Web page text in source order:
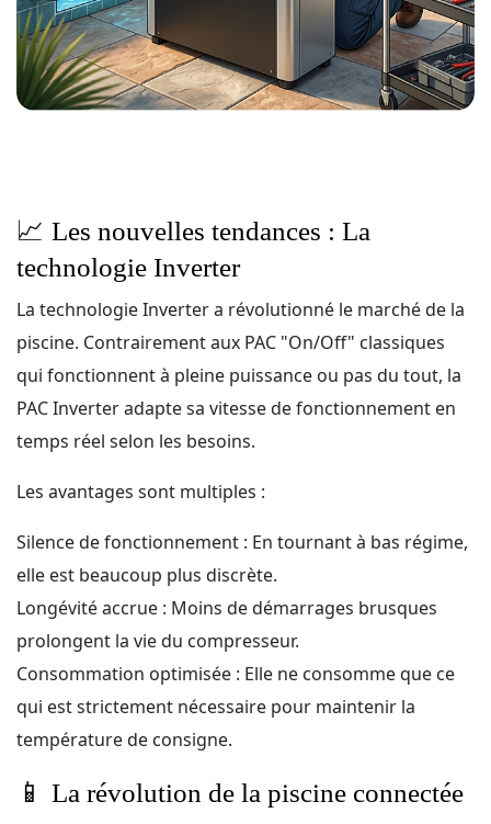
📈 Les nouvelles tendances : La
technologie Inverter
La technologie Inverter a révolutionné le marché de la
piscine. Contrairement aux PAC "On/Off" classiques
qui fonctionnent à pleine puissance ou pas du tout, la
PAC Inverter adapte sa vitesse de fonctionnement en
temps réel selon les besoins.
Les avantages sont multiples :
Silence de fonctionnement : En tournant à bas régime,
elle est beaucoup plus discrète.
Longévité accrue : Moins de démarrages brusques
prolongent la vie du compresseur.
Consommation optimisée : Elle ne consomme que ce
qui est strictement nécessaire pour maintenir la
température de consigne.
📱 La révolution de la piscine connectée